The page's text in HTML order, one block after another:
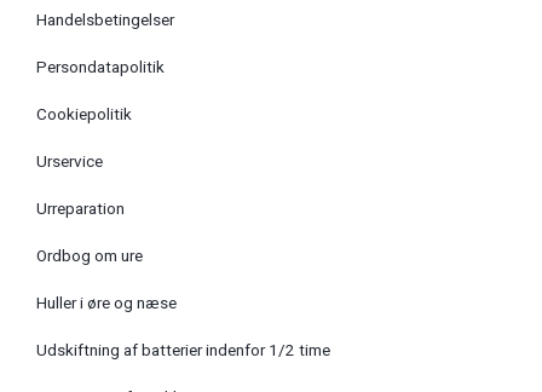
Handelsbetingelser
Persondatapolitik
Cookiepolitik
Urservice
Urreparation
Ordbog om ure
Huller i øre og næse
Udskiftning af batterier indenfor 1/2 time